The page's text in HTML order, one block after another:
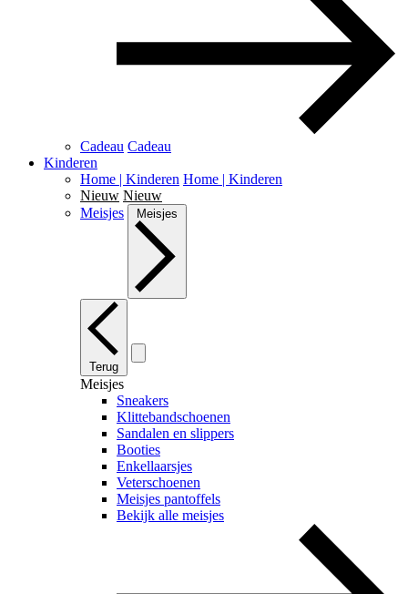
Cadeau Cadeau
Kinderen
Home | Kinderen Home | Kinderen
Nieuw Nieuw
Meisjes
Meisjes
Terug
Meisjes
Sneakers
Klittebandschoenen
Sandalen en slippers
Booties
Enkellaarsjes
Veterschoenen
Meisjes pantoffels
Bekijk alle meisjes